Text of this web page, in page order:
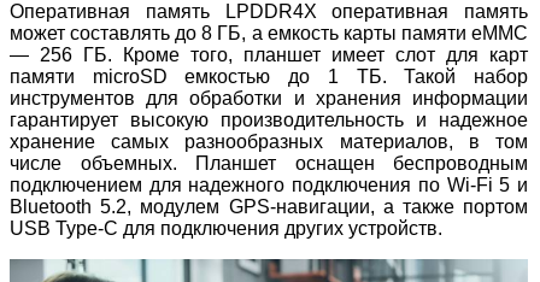
Оперативная память LPDDR4X оперативная память
может составлять до 8 ГБ, а емкость карты памяти eMMC
— 256 ГБ. Кроме того, планшет имеет слот для карт
памяти microSD емкостью до 1 ТБ. Такой набор
инструментов для обработки и хранения информации
гарантирует высокую производительность и надежное
хранение самых разнообразных материалов, в том
числе объемных. Планшет оснащен беспроводным
подключением для надежного подключения по Wi-Fi 5 и
Bluetooth 5.2, модулем GPS-навигации, а также портом
USB Type-C для подключения других устройств.